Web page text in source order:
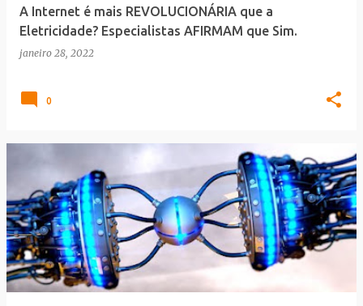
A Internet é mais REVOLUCIONÁRIA que a
Eletricidade? Especialistas AFIRMAM que Sim.
janeiro 28, 2022
0